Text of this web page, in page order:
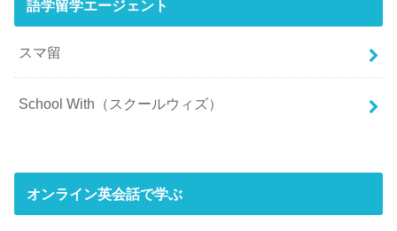
語学留学エージェント
スマ留
School With（スクールウィズ）
オンライン英会話で学ぶ